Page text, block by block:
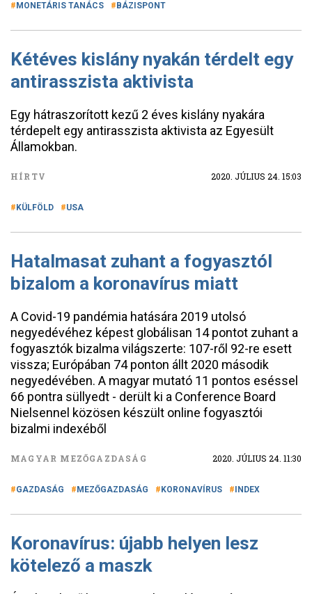
MONETÁRIS TANÁCS
BÁZISPONT
Kétéves kislány nyakán térdelt egy
antirasszista aktivista
Egy hátraszorított kezű 2 éves kislány nyakára
térdepelt egy antirasszista aktivista az Egyesült
Államokban.
HÍRTV 2020. JÚLIUS 24. 15:03
KÜLFÖLD USA
Hatalmasat zuhant a fogyasztóI
bizalom a koronavírus miatt
A Covid-19 pandémia hatására 2019 utolsó
negyedévéhez képest globálisan 14 pontot zuhant a
fogyasztók bizalma világszerte: 107-ről 92-re esett
vissza; Európában 74 ponton állt 2020 második
negyedévében. A magyar mutató 11 pontos eséssel
66 pontra süllyedt - derült ki a Conference Board
Nielsennel közösen készült online fogyasztói
bizalmi indexéből
MAGYAR MEZŐGAZDASÁG 2020. JÚLIUS 24. 11:30
GAZDASÁG MEZŐGAZDASÁG KORONAVÍRUS INDEX
Koronavírus: újabb helyen lesz
kötelező a maszk